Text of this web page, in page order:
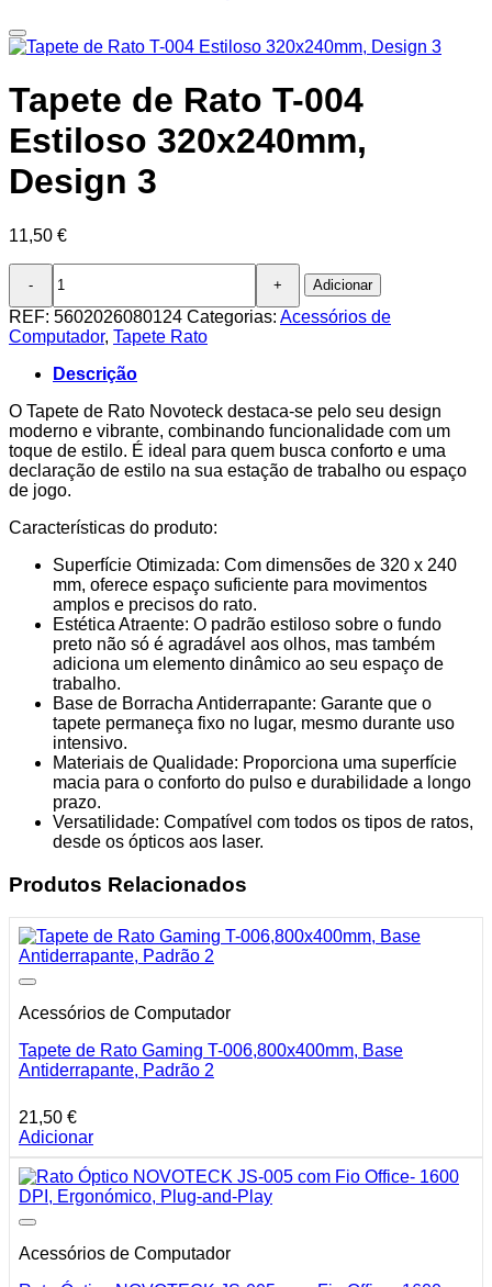
Tapete de Rato T-004
Estiloso 320x240mm,
Design 3
11,50 €
Quantidade
Tapete
de
Rato
Estiloso
320x240mm,
Design
3
Adicionar
REF: 5602026080124 Categorias: Acessórios de
Computador, Tapete Rato
Descrição
O Tapete de Rato Novoteck destaca-se pelo seu design
moderno e vibrante, combinando funcionalidade com um
toque de estilo. É ideal para quem busca conforto e uma
declaração de estilo na sua estação de trabalho ou espaço
de jogo.
Características do produto:
Superfície Otimizada: Com dimensões de 320 x 240
mm, oferece espaço suficiente para movimentos
amplos e precisos do rato.
Estética Atraente: O padrão estiloso sobre o fundo
preto não só é agradável aos olhos, mas também
adiciona um elemento dinâmico ao seu espaço de
trabalho.
Base de Borracha Antiderrapante: Garante que o
tapete permaneça fixo no lugar, mesmo durante uso
intensivo.
Materiais de Qualidade: Proporciona uma superfície
macia para o conforto do pulso e durabilidade a longo
prazo.
Versatilidade: Compatível com todos os tipos de ratos,
desde os ópticos aos laser.
Produtos Relacionados
Acessórios de Computador
Tapete de Rato Gaming T-006,800x400mm, Base
Antiderrapante, Padrão 2
21,50 €
Adicionar
Acessórios de Computador